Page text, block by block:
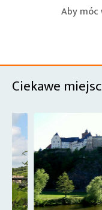
Aby móc
Ciekawe